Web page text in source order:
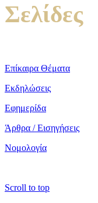
Σελίδες
Επίκαιρα Θέματα
Εκδηλώσεις
Εφημερίδα
Άρθρα / Εισηγήσεις
Νομολογία
Scroll to top